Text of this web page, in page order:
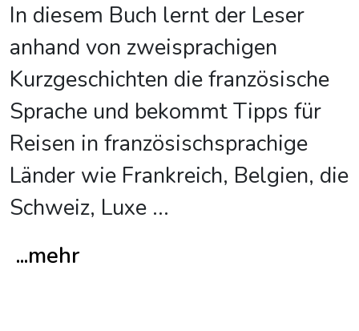
In diesem Buch lernt der Leser
anhand von zweisprachigen
Kurzgeschichten die französische
Sprache und bekommt Tipps für
Reisen in französischsprachige
Länder wie Frankreich, Belgien, die
Schweiz, Luxe ...
...mehr